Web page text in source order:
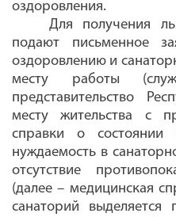
оздоровления.
Для получения
подают письменное
оздоровлению и
месту работы
представительство
месту жительства с
справки о состоянии
нуждаемость в
отсутствие
(далее – медицинская
санаторий